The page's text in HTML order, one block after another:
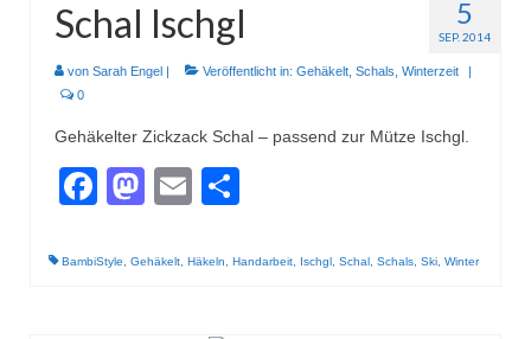
5
SEP. 2014
Schal Ischgl
von Sarah Engel | Veröffentlicht in: Gehäkelt Schals Winterzeit
|
0
Gehäkelter Zickzack Schal – passend zur Mütze Ischgl.
Facebook
Mastodon
Email
BambiStyle Gehäkelt Häkeln Handarbeit Ischgl Schal Schals Ski Winter